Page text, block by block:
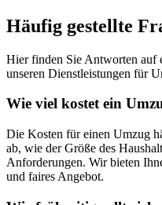
Häufig gestellte
Hier finden Sie Antworten auf
unseren Dienstleistungen für
Wie viel kostet ein
Die Kosten für einen Umzug
ab, wie der Größe des
Anforderungen. Wir bieten
und faires Angebot.